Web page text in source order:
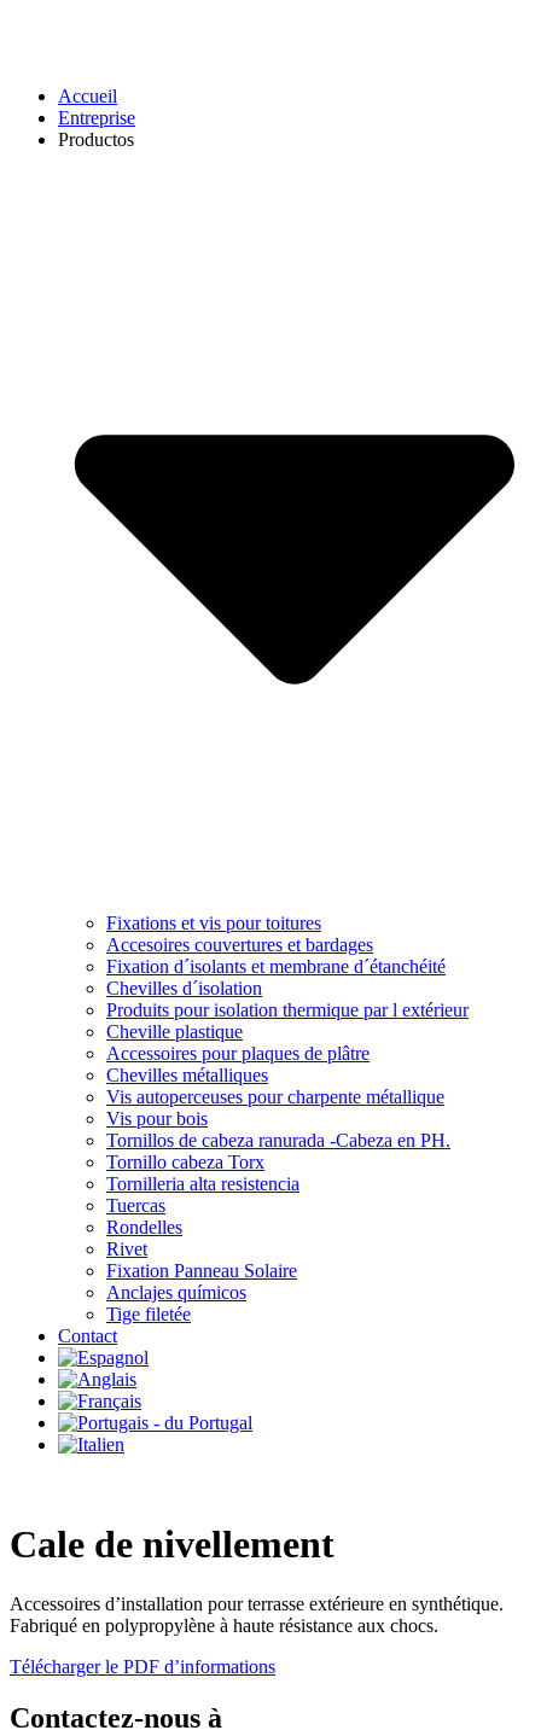
Accueil
Entreprise
Productos
Fixations et vis pour toitures
Accesoires couvertures et bardages
Fixation d´isolants et membrane d´étanchéité
Chevilles d´isolation
Produits pour isolation thermique par l extérieur
Cheville plastique
Accessoires pour plaques de plâtre
Chevilles métalliques
Vis autoperceuses pour charpente métallique
Vis pour bois
Tornillos de cabeza ranurada -Cabeza en PH.
Tornillo cabeza Torx
Tornilleria alta resistencia
Tuercas
Rondelles
Rivet
Fixation Panneau Solaire
Anclajes químicos
Tige filetée
Contact
Cale de nivellement
Accessoires d’installation pour terrasse extérieure en synthétique.
Fabriqué en polypropylène à haute résistance aux chocs.
Télécharger le PDF d’informations
Contactez-nous à